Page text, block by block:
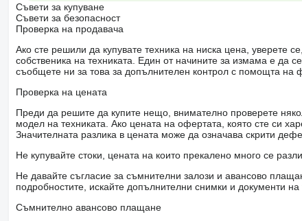
Съвети за купуване
Съвети за безопасност
Проверка на продавача
Ако сте решили да купувате техника на ниска цена,
собственика на техниката. Един от начините за измама е да
съобщете ни за това за допълнителен контрол с помощта на
Проверка на цената
Преди да решите да купите нещо, внимателно проверете
модел на техниката. Ако цената на офертата, която сте си
Значителната разлика в цената може да означава скрити
Не купувайте стоки, цената на които прекалено много се
Не давайте съгласие за съмнителни залози и авансово
подробностите, искайте допълнителни снимки и документи
Съмнително авансово плащане